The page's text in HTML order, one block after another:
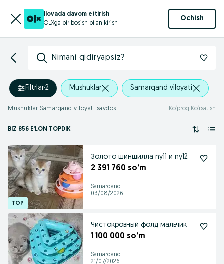
Ilovada davom ettirish
OLXga bir bosish bilan kirish
Ochish
Nimani qidiryapsiz?
Filtrlar·2 Mushuklar Samarqand viloyati
Mushuklar Samarqand viloyati savdosi Ko‘proq Ko‘rsatish
BIZ 856 E'LON TOPDIK
Золото шиншилла ny11 и ny12
2 391 760 so’m
Samarqand
03/08/2026
Чистокровный фолд мальчик
1 100 000 so’m
Samarqand
21/07/2026